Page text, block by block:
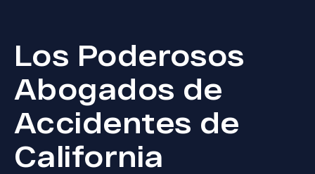
Los Poderosos
Abogados de
Accidentes de
California